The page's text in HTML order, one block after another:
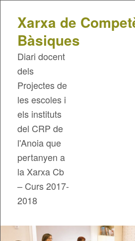
Xarxa de
Bàsiques
Diari docent
dels
Projectes de
les escoles i
els instituts
del CRP de
l'Anoia que
pertanyen a
la Xarxa Cb
– Curs 2017-
2018